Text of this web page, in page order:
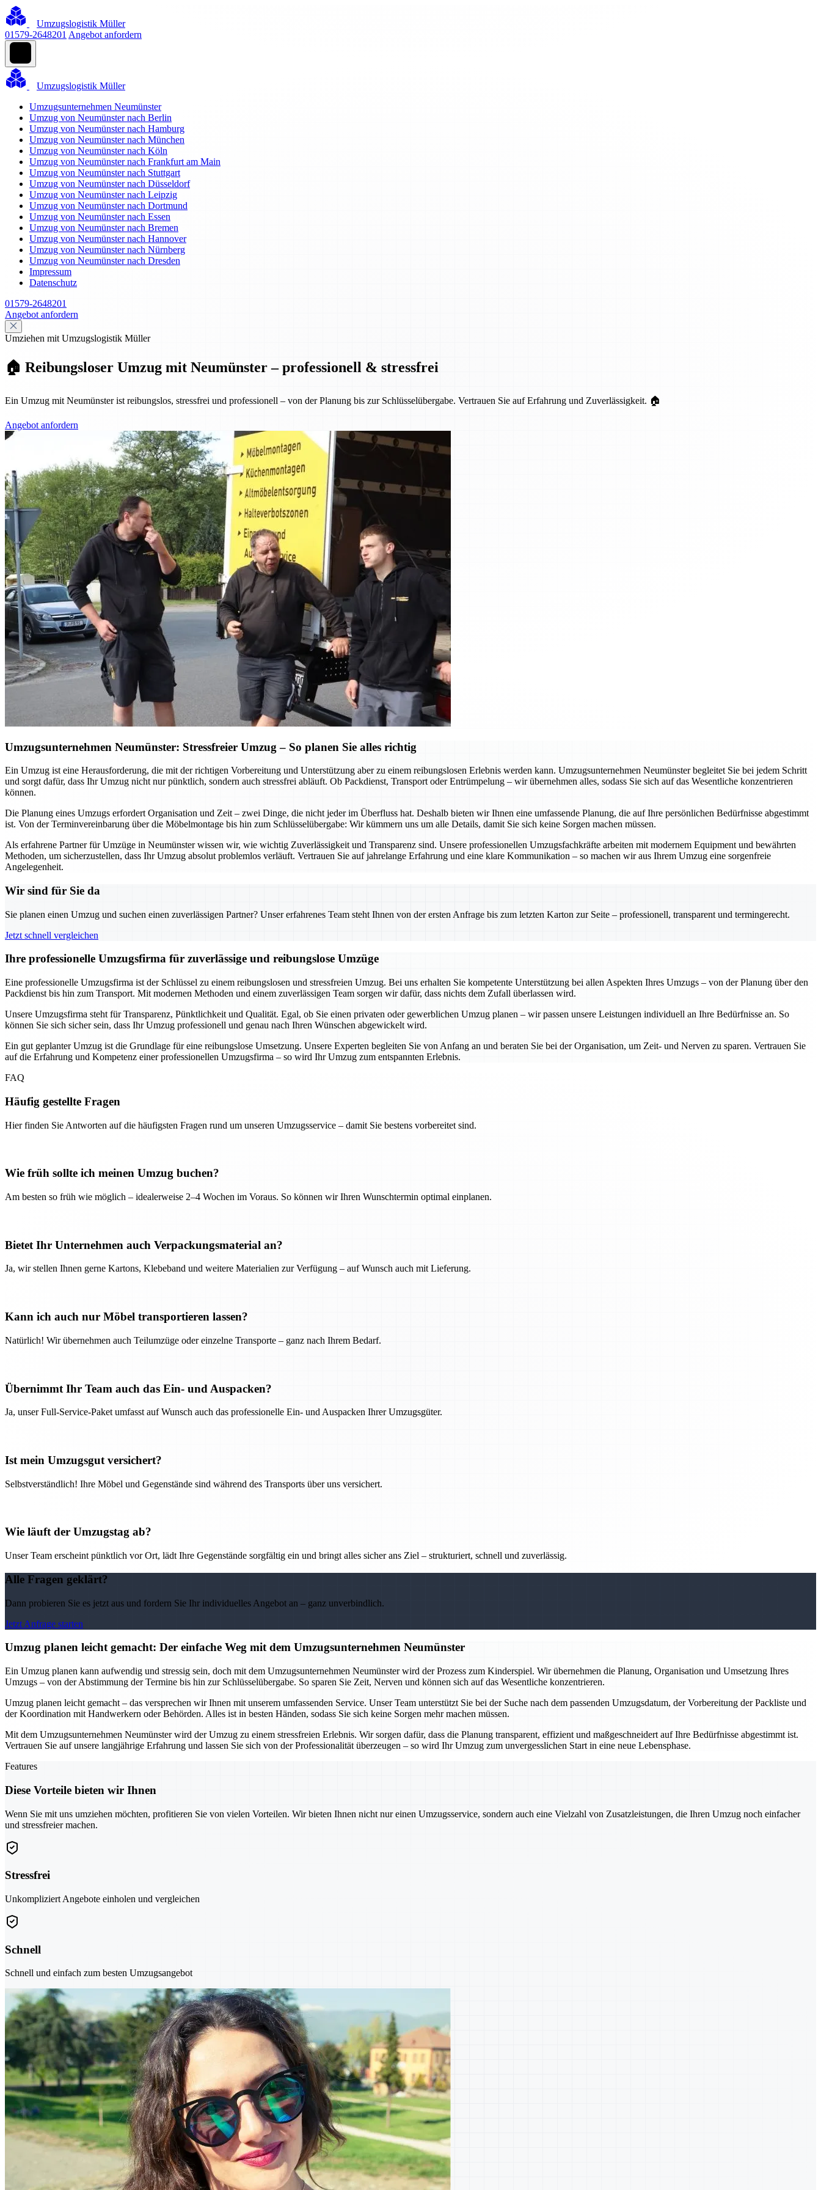
Umzugslogistik Müller
01579-2648201 Angebot anfordern
Umzugslogistik Müller
Umzugsunternehmen Neumünster
Umzug von Neumünster nach Berlin
Umzug von Neumünster nach Hamburg
Umzug von Neumünster nach München
Umzug von Neumünster nach Köln
Umzug von Neumünster nach Frankfurt am Main
Umzug von Neumünster nach Stuttgart
Umzug von Neumünster nach Düsseldorf
Umzug von Neumünster nach Leipzig
Umzug von Neumünster nach Dortmund
Umzug von Neumünster nach Essen
Umzug von Neumünster nach Bremen
Umzug von Neumünster nach Hannover
Umzug von Neumünster nach Nürnberg
Umzug von Neumünster nach Dresden
Impressum
Datenschutz
01579-2648201
Angebot anfordern
Umziehen mit Umzugslogistik Müller
🏠 Reibungsloser Umzug mit Neumünster – professionell & stressfrei
Ein Umzug mit Neumünster ist reibungslos, stressfrei und professionell – von der Planung bis zur Schlüsselübergabe. Vertrauen Sie auf Erfahrung und Zuverlässigkeit. 🏠
Angebot anfordern
Umzugsunternehmen Neumünster: Stressfreier Umzug – So planen Sie alles richtig
Ein Umzug ist eine Herausforderung, die mit der richtigen Vorbereitung und Unterstützung aber zu einem reibungslosen Erlebnis werden kann. Umzugsunternehmen Neumünster begleitet Sie bei jedem Schritt
und sorgt dafür, dass Ihr Umzug nicht nur pünktlich, sondern auch stressfrei abläuft. Ob Packdienst, Transport oder Entrümpelung – wir übernehmen alles, sodass Sie sich auf das Wesentliche konzentrieren
können.
Die Planung eines Umzugs erfordert Organisation und Zeit – zwei Dinge, die nicht jeder im Überfluss hat. Deshalb bieten wir Ihnen eine umfassende Planung, die auf Ihre persönlichen Bedürfnisse abgestimmt
ist. Von der Terminvereinbarung über die Möbelmontage bis hin zum Schlüsselübergabe: Wir kümmern uns um alle Details, damit Sie sich keine Sorgen machen müssen.
Als erfahrene Partner für Umzüge in Neumünster wissen wir, wie wichtig Zuverlässigkeit und Transparenz sind. Unsere professionellen Umzugsfachkräfte arbeiten mit modernem Equipment und bewährten
Methoden, um sicherzustellen, dass Ihr Umzug absolut problemlos verläuft. Vertrauen Sie auf jahrelange Erfahrung und eine klare Kommunikation – so machen wir aus Ihrem Umzug eine sorgenfreie
Angelegenheit.
Wir sind für Sie da
Sie planen einen Umzug und suchen einen zuverlässigen Partner? Unser erfahrenes Team steht Ihnen von der ersten Anfrage bis zum letzten Karton zur Seite – professionell, transparent und termingerecht.
Jetzt schnell vergleichen
Ihre professionelle Umzugsfirma für zuverlässige und reibungslose Umzüge
Eine professionelle Umzugsfirma ist der Schlüssel zu einem reibungslosen und stressfreien Umzug. Bei uns erhalten Sie kompetente Unterstützung bei allen Aspekten Ihres Umzugs – von der Planung über den
Packdienst bis hin zum Transport. Mit modernen Methoden und einem zuverlässigen Team sorgen wir dafür, dass nichts dem Zufall überlassen wird.
Unsere Umzugsfirma steht für Transparenz, Pünktlichkeit und Qualität. Egal, ob Sie einen privaten oder gewerblichen Umzug planen – wir passen unsere Leistungen individuell an Ihre Bedürfnisse an. So
können Sie sich sicher sein, dass Ihr Umzug professionell und genau nach Ihren Wünschen abgewickelt wird.
Ein gut geplanter Umzug ist die Grundlage für eine reibungslose Umsetzung. Unsere Experten begleiten Sie von Anfang an und beraten Sie bei der Organisation, um Zeit- und Nerven zu sparen. Vertrauen Sie
auf die Erfahrung und Kompetenz einer professionellen Umzugsfirma – so wird Ihr Umzug zum entspannten Erlebnis.
FAQ
Häufig gestellte Fragen
Hier finden Sie Antworten auf die häufigsten Fragen rund um unseren Umzugsservice – damit Sie bestens vorbereitet sind.
Wie früh sollte ich meinen Umzug buchen?
Am besten so früh wie möglich – idealerweise 2–4 Wochen im Voraus. So können wir Ihren Wunschtermin optimal einplanen.
Bietet Ihr Unternehmen auch Verpackungsmaterial an?
Ja, wir stellen Ihnen gerne Kartons, Klebeband und weitere Materialien zur Verfügung – auf Wunsch auch mit Lieferung.
Kann ich auch nur Möbel transportieren lassen?
Natürlich! Wir übernehmen auch Teilumzüge oder einzelne Transporte – ganz nach Ihrem Bedarf.
Übernimmt Ihr Team auch das Ein- und Auspacken?
Ja, unser Full-Service-Paket umfasst auf Wunsch auch das professionelle Ein- und Auspacken Ihrer Umzugsgüter.
Ist mein Umzugsgut versichert?
Selbstverständlich! Ihre Möbel und Gegenstände sind während des Transports über uns versichert.
Wie läuft der Umzugstag ab?
Unser Team erscheint pünktlich vor Ort, lädt Ihre Gegenstände sorgfältig ein und bringt alles sicher ans Ziel – strukturiert, schnell und zuverlässig.
Alle Fragen geklärt?
Dann probieren Sie es jetzt aus und fordern Sie Ihr individuelles Angebot an – ganz unverbindlich.
Jetzt Anfrage starten
Umzug planen leicht gemacht: Der einfache Weg mit dem Umzugsunternehmen Neumünster
Ein Umzug planen kann aufwendig und stressig sein, doch mit dem Umzugsunternehmen Neumünster wird der Prozess zum Kinderspiel. Wir übernehmen die Planung, Organisation und Umsetzung Ihres
Umzugs – von der Abstimmung der Termine bis hin zur Schlüsselübergabe. So sparen Sie Zeit, Nerven und können sich auf das Wesentliche konzentrieren.
Umzug planen leicht gemacht – das versprechen wir Ihnen mit unserem umfassenden Service. Unser Team unterstützt Sie bei der Suche nach dem passenden Umzugsdatum, der Vorbereitung der Packliste und
der Koordination mit Handwerkern oder Behörden. Alles ist in besten Händen, sodass Sie sich keine Sorgen mehr machen müssen.
Mit dem Umzugsunternehmen Neumünster wird der Umzug zu einem stressfreien Erlebnis. Wir sorgen dafür, dass die Planung transparent, effizient und maßgeschneidert auf Ihre Bedürfnisse abgestimmt ist.
Vertrauen Sie auf unsere langjährige Erfahrung und lassen Sie sich von der Professionalität überzeugen – so wird Ihr Umzug zum unvergesslichen Start in eine neue Lebensphase.
Features
Diese Vorteile bieten wir Ihnen
Wenn Sie mit uns umziehen möchten, profitieren Sie von vielen Vorteilen. Wir bieten Ihnen nicht nur einen Umzugsservice, sondern auch eine Vielzahl von Zusatzleistungen, die Ihren Umzug noch einfacher
und stressfreier machen.
Stressfrei
Unkompliziert Angebote einholen und vergleichen
Schnell
Schnell und einfach zum besten Umzugsangebot